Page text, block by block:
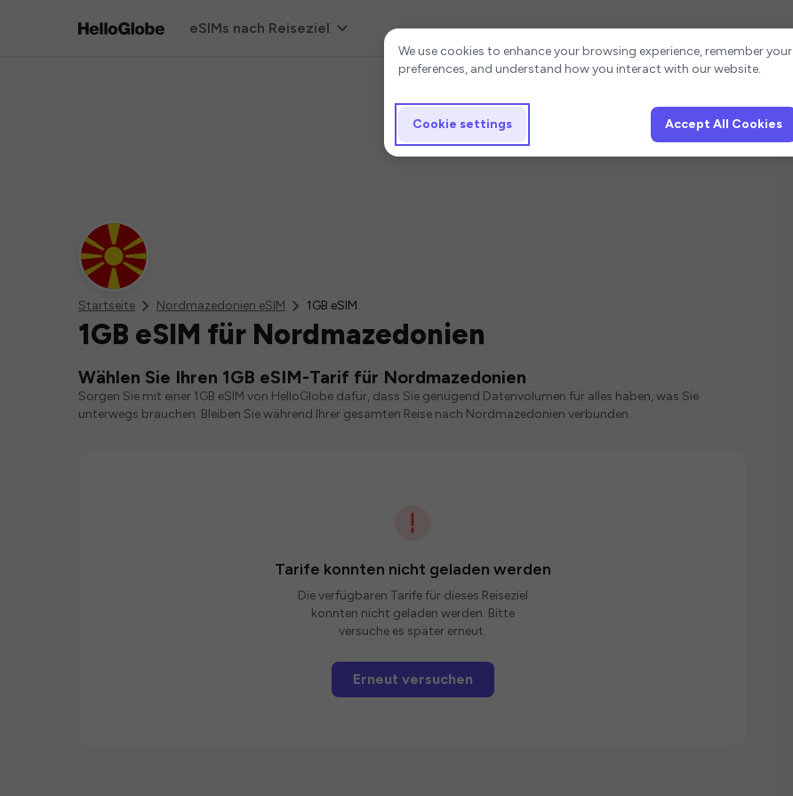
eSIMs nach Reiseziel
Startseite Nordmazedonien eSIM 1GB eSIM
1GB eSIM für Nordmazedonien
Wählen Sie Ihren 1GB eSIM-Tarif für Nordmazedonien
Sorgen Sie mit einer 1GB eSIM von HelloGlobe dafür, dass Sie genügend Datenvolumen für alles haben, was Sie
unterwegs brauchen. Bleiben Sie während Ihrer gesamten Reise nach Nordmazedonien verbunden.
Tarife konnten nicht geladen werden
Die verfügbaren Tarife für dieses Reiseziel
konnten nicht geladen werden. Bitte
versuche es später erneut.
Erneut versuchen
Cookie settings
We use cookies to enhance your browsing experience, remember your
preferences, and understand how you interact with our website.
Cookie settings Accept All Cookies